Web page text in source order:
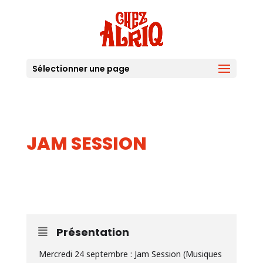
Sélectionner une page
JAM SESSION
Présentation
Mercredi 24 septembre : Jam Session (Musiques